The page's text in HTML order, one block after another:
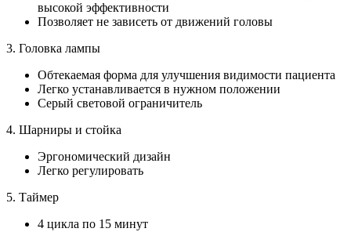
высокой эффективности
Позволяет не зависеть от движений головы
3. Головка лампы
Обтекаемая форма для улучшения видимости пациента
Легко устанавливается в нужном положении
Серый световой ограничитель
4. Шарниры и стойка
Эргономический дизайн
Легко регулировать
5. Таймер
4 цикла по 15 минут